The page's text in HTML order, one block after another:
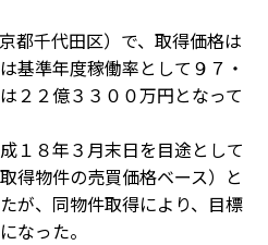
都千代田区）で、取得価格は
基準年度稼働率として９７・
２２億３３００万円となって
１８年３月末日を目途として
得物件の売買価格ベース）と
が、同物件取得により、目標
なった。